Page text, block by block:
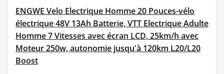
ENGWE Velo Electrique Homme 20 Pouces-vélo
électrique 48V 13Ah Batterie, VTT Electrique Adulte
Homme 7 Vitesses avec écran LCD, 25km/h avec
Moteur 250w, autonomie jusqu'à 120km L20/L20
Boost